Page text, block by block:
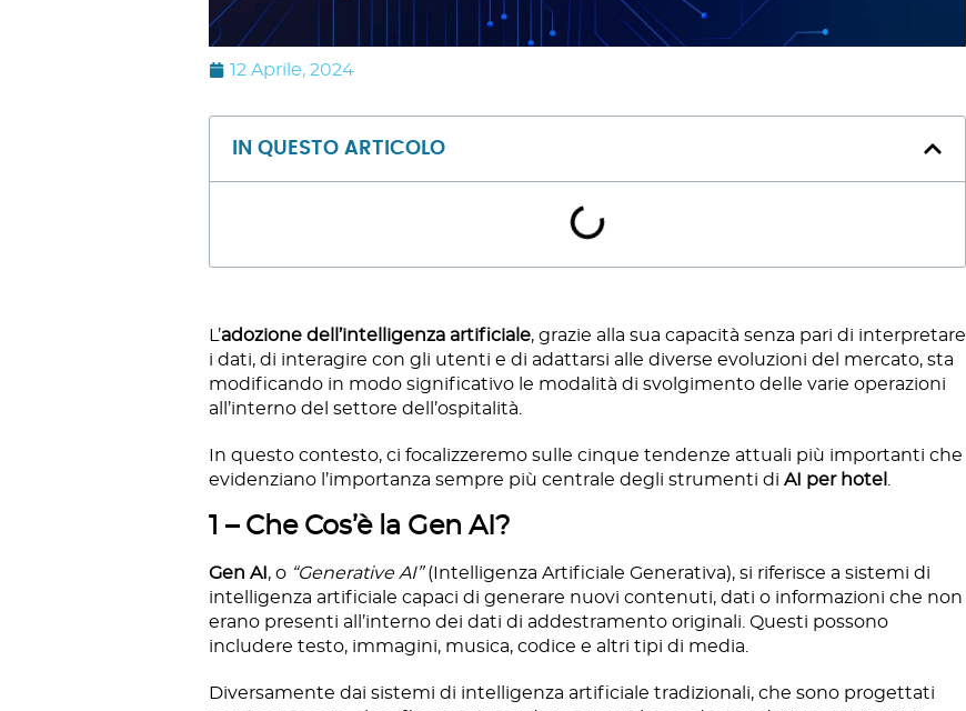
12 Aprile, 2024
IN QUESTO ARTICOLO
L’adozione dell’intelligenza artificiale, grazie alla sua capacità senza pari di interpretare
i dati, di interagire con gli utenti e di adattarsi alle diverse evoluzioni del mercato, sta
modificando in modo significativo le modalità di svolgimento delle varie operazioni
all’interno del settore dell’ospitalità.
In questo contesto, ci focalizzeremo sulle cinque tendenze attuali più importanti che
evidenziano l’importanza sempre più centrale degli strumenti diAI per hotel
1 – Che Cos’è la Gen AI?
Gen AI, o “Generative AI”(Intelligenza Artificiale Generativa), si riferisce a sistemi di
intelligenza artificiale capaci di generare nuovi contenuti, dati o informazioni che non
erano presenti all’interno dei dati di addestramento originali. Questi possono
includere testo, immagini, musica, codice e altri tipi di media.
Diversamente dai sistemi di intelligenza artificiale tradizionali, che sono progettati